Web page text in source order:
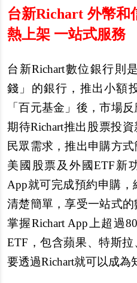
台新Richart 外幣和
熱上架 一站式服務
台新Richart數位銀行則
錢」的銀行，推出小額
「百元基金」後，市場
期待Richart推出股票投
民眾需求，推出申購方
美國股票及外國ETF新
App就可完成預約申購
清楚簡單，享受一站式
掌握Richart App上超過
ETF，包含蘋果、特斯拉
要透過Richart就可以成為